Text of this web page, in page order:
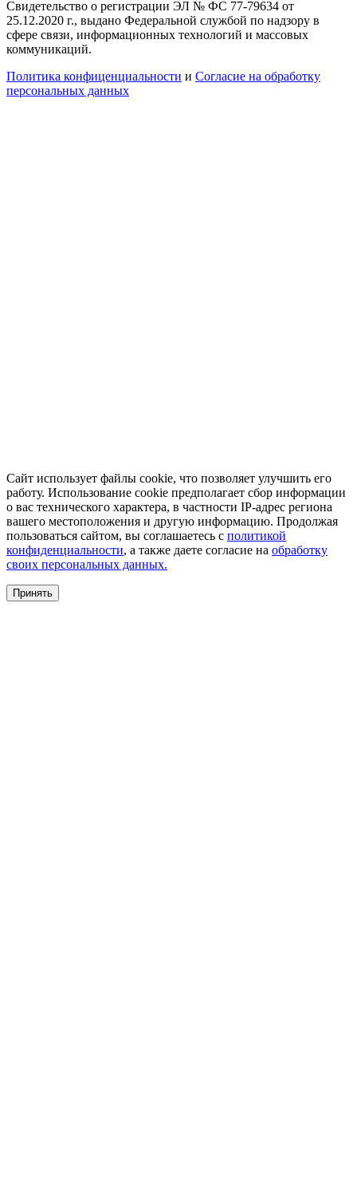
Свидетельство о регистрации ЭЛ № ФС 77-79634 от
25.12.2020 г., выдано Федеральной службой по надзору в
сфере связи, информационных технологий и массовых
коммуникаций.
Политика конфиценциальности и Согласие на обработку
персональных данных
Сайт использует файлы cookie, что позволяет улучшить его
работу. Использование cookie предполагает сбор информации
о вас технического характера, в частности IP-адрес региона
вашего местоположения и другую информацию. Продолжая
пользоваться сайтом, вы соглашаетесь с политикой
конфиденциальности, а также даете согласие на обработку
своих персональных данных.
Принять